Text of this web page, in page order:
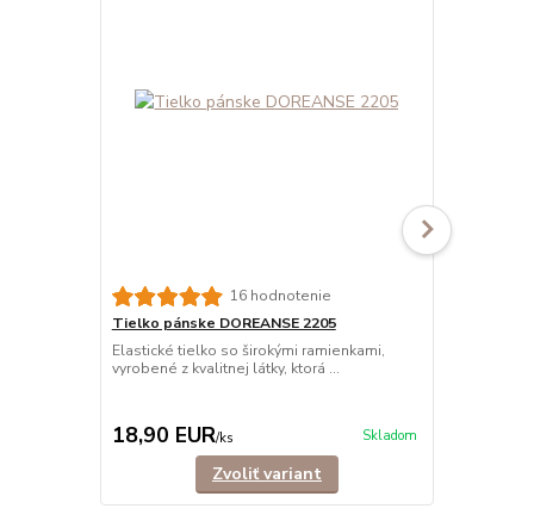
16 hodnotenie
Tielko pánske DOREANSE 2205
Elastické tielko so širokými ramienkami,
vyrobené z kvalitnej látky, ktorá ...
18,90 EUR/ks Skladom
Zvoliť variant